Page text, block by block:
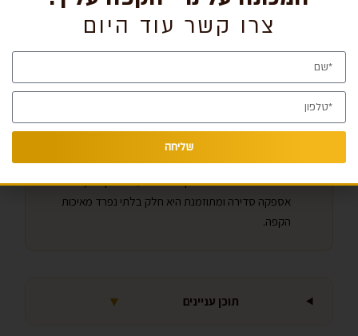
קלייה בינונית מתאימה לרוב המשרדים כי היא עובדת טוב
ההתאמה בין דרגת הקלייה לשיטת החליטה היא קריטית
– קלייה בהירה באספרסו לא מכוייל תניב משקה חמוץ.
פולים מאבדים ארומה תוך 4-6 שבועות מהקלייה;
אספקה סדירה ומתוזמנת היא חלק בלתי נפרד מאיכות
הקפה.
תוכן עניינים ▼
צרו קשר עוד היום
שליחה